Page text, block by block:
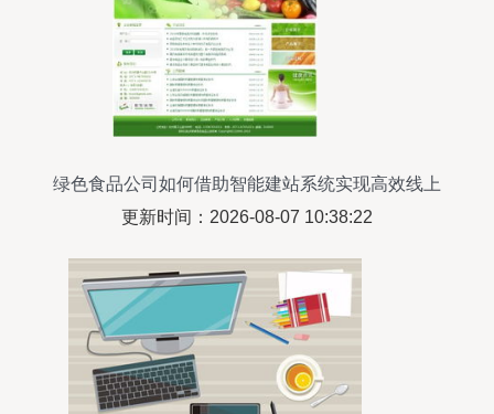
绿色食品公司如何借助智能建站系统实现高效线上
转型
更新时间：2026-08-07 10:38:22